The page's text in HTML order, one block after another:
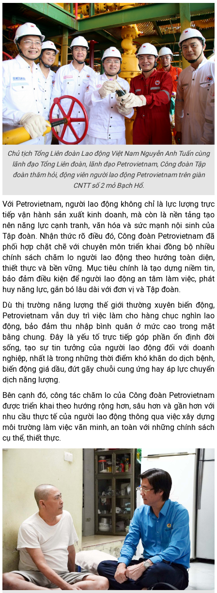
Chủ tịch Tổng Liên đoàn Lao động Việt Nam Nguyễn Anh Tuấn cùng
lãnh đạo Tổng Liên đoàn, lãnh đạo Petrovietnam, Công đoàn Tập
đoàn thăm hỏi, động viên người lao động Petrovietnam trên giàn
CNTT số 2 mỏ Bạch Hổ.
Với Petrovietnam, người lao động không chỉ là lực lượng trực
tiếp vận hành sản xuất kinh doanh, mà còn là nền tảng tạo
nên năng lực cạnh tranh, văn hóa và sức mạnh nội sinh của
Tập đoàn. Nhận thức rõ điều đó, Công đoàn Petrovietnam đã
phối hợp chặt chẽ với chuyên môn triển khai đồng bộ nhiều
chính sách chăm lo người lao động theo hướng toàn diện,
thiết thực và bền vững. Mục tiêu chính là tạo dựng niềm tin,
bảo đảm điều kiện để người lao động an tâm làm việc, phát
huy năng lực, gắn bó lâu dài với đơn vị và Tập đoàn.
Dù thị trường năng lượng thế giới thường xuyên biến động,
Petrovietnam vẫn duy trì việc làm cho hàng chục nghìn lao
động, bảo đảm thu nhập bình quân ở mức cao trong mặt
bằng chung. Đây là yếu tố trực tiếp góp phần ổn định đời
sống, tạo sự tin tưởng của người lao động đối với doanh
nghiệp, nhất là trong những thời điểm khó khăn do dịch bệnh,
biến động giá dầu, đứt gãy chuỗi cung ứng hay áp lực chuyển
dịch năng lượng.
Bên cạnh đó, công tác chăm lo của Công đoàn Petrovietnam
được triển khai theo hướng rộng hơn, sâu hơn và gần hơn với
nhu cầu thực tế của người lao động thông qua việc xây dựng
môi trường làm việc văn minh, an toàn với những chính sách
cụ thể, thiết thực.